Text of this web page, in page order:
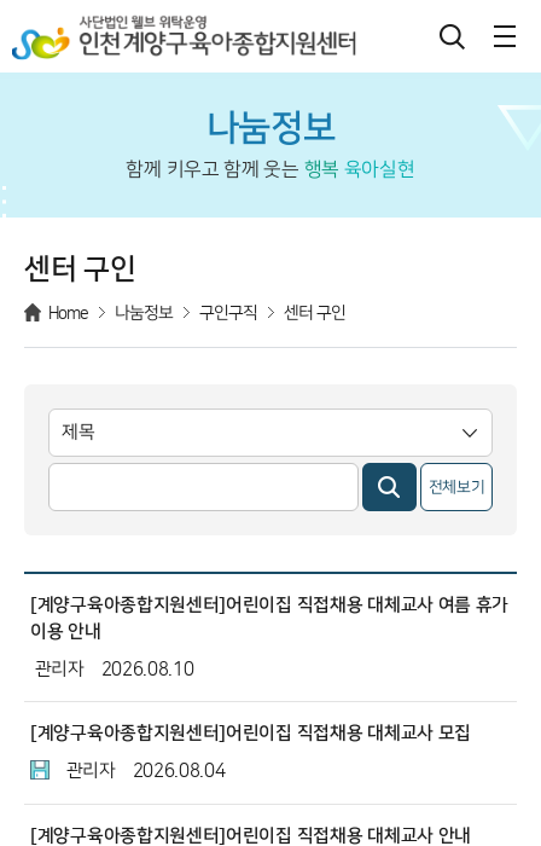
나눔정보
함께 키우고 함께 웃는 행복 육아실현
센터 구인
Home 나눔정보 구인구직 센터 구인
전체보기
[계양구육아종합지원센터]어린이집 직접채용 대체교사 여름 휴가
이용 안내
관리자 2026.08.10
[계양구육아종합지원센터]어린이집 직접채용 대체교사 모집
관리자 2026.08.04
[계양구육아종합지원센터]어린이집 직접채용 대체교사 안내